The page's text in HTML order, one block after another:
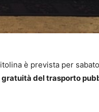
è prevista per
gratuità del trasporto